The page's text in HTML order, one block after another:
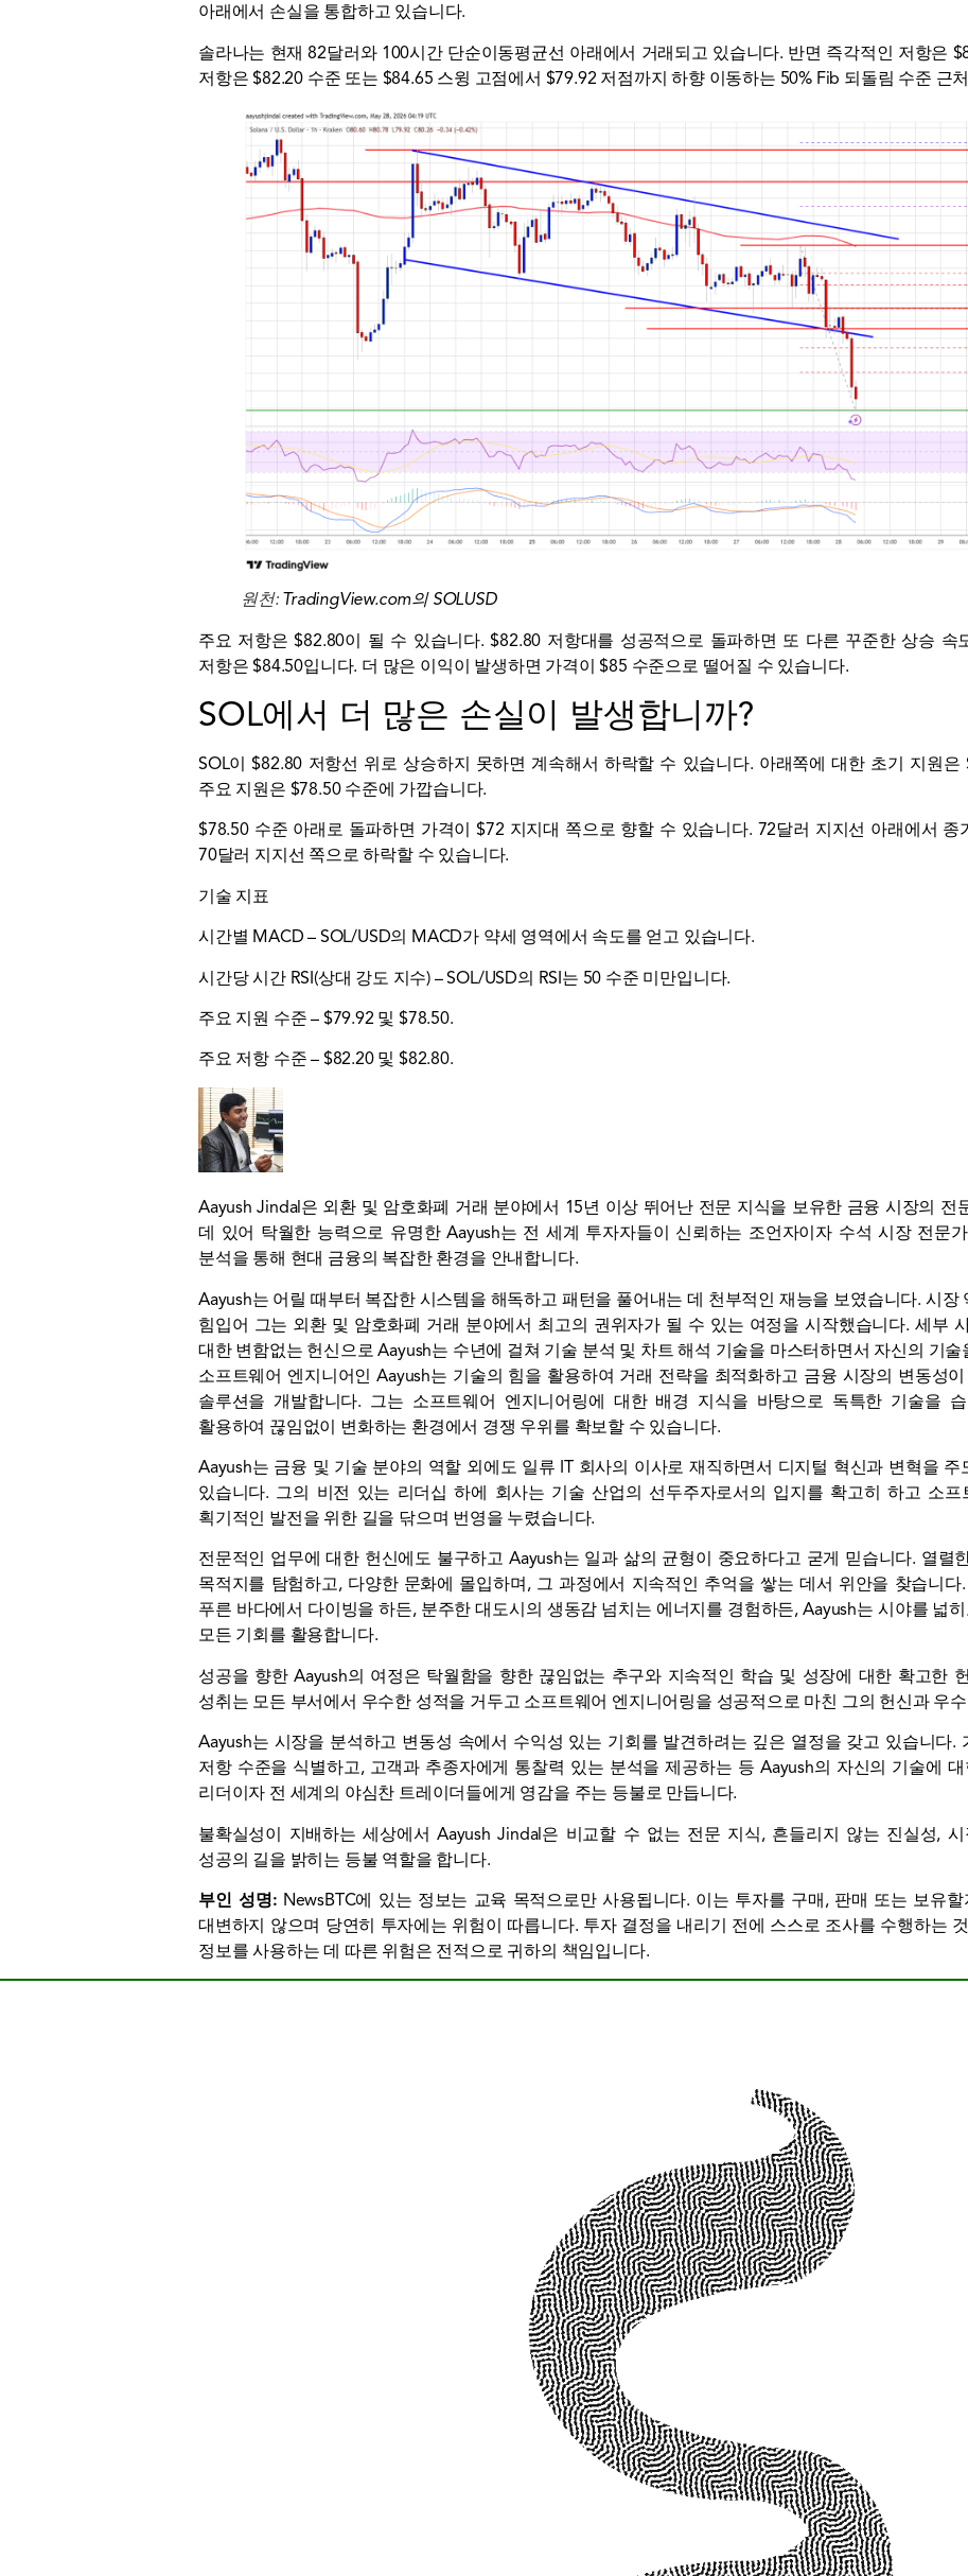
아래에서 손실을 통합하고 있습니다.
솔라나는 현재 82달러와 100시간 단순이동평균선 아래에서 거래되고 있습니다. 반면 즉각적인 저항은
저항은 $82.20 수준 또는 $84.65 스윙 고점에서 $79.92 저점까지 하향 이동하는 50% Fib 되돌림 수준 근
원천: TradingView.com의 SOLUSD
주요 저항은 $82.80이 될 수 있습니다. $82.80 저항대를 성공적으로 돌파하면 또 다른 꾸준한 상승 속
저항은 $84.50입니다. 더 많은 이익이 발생하면 가격이 $85 수준으로 떨어질 수 있습니다.
SOL에서 더 많은 손실이 발생합니까?
SOL이 $82.80 저항선 위로 상승하지 못하면 계속해서 하락할 수 있습니다. 아래쪽에 대한 초기 지원
주요 지원은 $78.50 수준에 가깝습니다.
$78.50 수준 아래로 돌파하면 가격이 $72 지지대 쪽으로 향할 수 있습니다. 72달러 지지선 아래에서
70달러 지지선 쪽으로 하락할 수 있습니다.
기술 지표
시간별 MACD – SOL/USD의 MACD가 약세 영역에서 속도를 얻고 있습니다.
시간당 시간 RSI(상대 강도 지수) – SOL/USD의 RSI는 50 수준 미만입니다.
주요 지원 수준 – $79.92 및 $78.50.
주요 저항 수준 – $82.20 및 $82.80.
Aayush Jindal은 외환 및 암호화폐 거래 분야에서 15년 이상 뛰어난 전문 지식을 보유한 금융 시장의 전
데 있어 탁월한 능력으로 유명한 Aayush는 전 세계 투자자들이 신뢰하는 조언자이자 수석 시장 전문
분석을 통해 현대 금융의 복잡한 환경을 안내합니다.
Aayush는 어릴 때부터 복잡한 시스템을 해독하고 패턴을 풀어내는 데 천부적인 재능을 보였습니다. 시장
힘입어 그는 외환 및 암호화폐 거래 분야에서 최고의 권위자가 될 수 있는 여정을 시작했습니다. 세부
대한 변함없는 헌신으로 Aayush는 수년에 걸쳐 기술 분석 및 차트 해석 기술을 마스터하면서 자신의 기
소프트웨어 엔지니어인 Aayush는 기술의 힘을 활용하여 거래 전략을 최적화하고 금융 시장의 변동성
솔루션을 개발합니다. 그는 소프트웨어 엔지니어링에 대한 배경 지식을 바탕으로 독특한 기술을
활용하여 끊임없이 변화하는 환경에서 경쟁 우위를 확보할 수 있습니다.
Aayush는 금융 및 기술 분야의 역할 외에도 일류 IT 회사의 이사로 재직하면서 디지털 혁신과 변혁을
있습니다. 그의 비전 있는 리더십 하에 회사는 기술 산업의 선두주자로서의 입지를 확고히 하고 소
획기적인 발전을 위한 길을 닦으며 번영을 누렸습니다.
전문적인 업무에 대한 헌신에도 불구하고 Aayush는 일과 삶의 균형이 중요하다고 굳게 믿습니다. 열렬
목적지를 탐험하고, 다양한 문화에 몰입하며, 그 과정에서 지속적인 추억을 쌓는 데서 위안을 찾습니다
푸른 바다에서 다이빙을 하든, 분주한 대도시의 생동감 넘치는 에너지를 경험하든, Aayush는 시야를 넓
모든 기회를 활용합니다.
성공을 향한 Aayush의 여정은 탁월함을 향한 끊임없는 추구와 지속적인 학습 및 성장에 대한 확고한
성취는 모든 부서에서 우수한 성적을 거두고 소프트웨어 엔지니어링을 성공적으로 마친 그의 헌신과 우
Aayush는 시장을 분석하고 변동성 속에서 수익성 있는 기회를 발견하려는 깊은 열정을 갖고 있습니다.
저항 수준을 식별하고, 고객과 추종자에게 통찰력 있는 분석을 제공하는 등 Aayush의 자신의 기술에
리더이자 전 세계의 야심찬 트레이더들에게 영감을 주는 등불로 만듭니다.
불확실성이 지배하는 세상에서 Aayush Jindal은 비교할 수 없는 전문 지식, 흔들리지 않는 진실성,
성공의 길을 밝히는 등불 역할을 합니다.
부인 성명: NewsBTC에 있는 정보는 교육 목적으로만 사용됩니다. 이는 투자를 구매, 판매 또는 보유
대변하지 않으며 당연히 투자에는 위험이 따릅니다. 투자 결정을 내리기 전에 스스로 조사를 수행하는
정보를 사용하는 데 따른 위험은 전적으로 귀하의 책임입니다.